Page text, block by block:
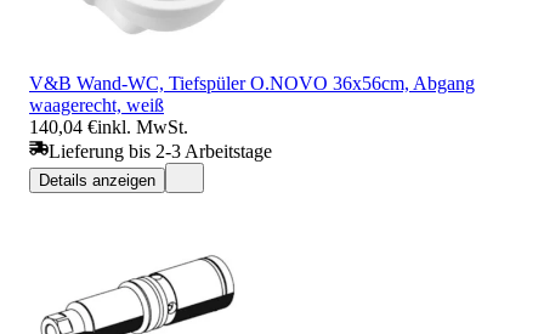
V&B Wand-WC, Tiefspüler O.NOVO 36x56cm, Abgang
waagerecht, weiß
140,04 €inkl. MwSt.
Lieferung bis 2-3 Arbeitstage
Details anzeigen